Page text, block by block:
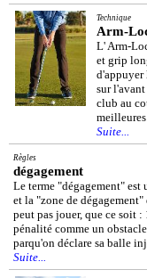
Technique
Arm-
L' Arm-
et grip
d'appuyer
sur
club au
Suite...
Règles
dégagement
Le terme "dégagement"
et la "zone de
peut pas jouer, que ce soit
pénalité comme un
parqu'on déclare sa balle
Suite...